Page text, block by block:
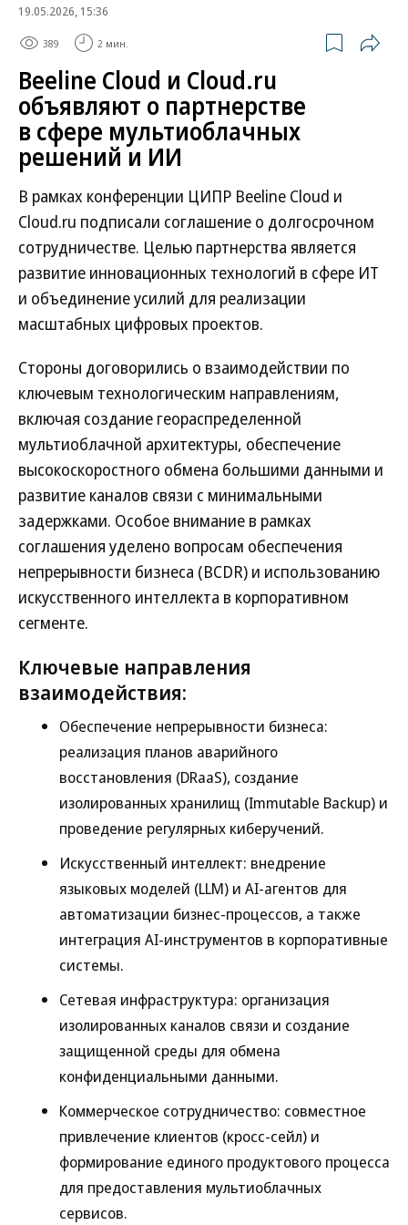
19.05.2026, 15:36
389 2 мин.
Beeline Cloud и Cloud.ru
объявляют о партнерстве
в сфере мультиоблачных
решений и ИИ
В рамках конференции ЦИПР Beeline Cloud и
Cloud.ru подписали соглашение о долгосрочном
сотрудничестве. Целью партнерства является
развитие инновационных технологий в сфере ИТ
и объединение усилий для реализации
масштабных цифровых проектов.
Стороны договорились о взаимодействии по
ключевым технологическим направлениям,
включая создание геораспределенной
мультиоблачной архитектуры, обеспечение
высокоскоростного обмена большими данными и
развитие каналов связи с минимальными
задержками. Особое внимание в рамках
соглашения уделено вопросам обеспечения
непрерывности бизнеса (BCDR) и использованию
искусственного интеллекта в корпоративном
сегменте.
Ключевые направления
взаимодействия:
Обеспечение непрерывности бизнеса:
реализация планов аварийного
восстановления (DRaaS), создание
изолированных хранилищ (Immutable Backup) и
проведение регулярных киберучений.
Искусственный интеллект: внедрение
языковых моделей (LLM) и AI-агентов для
автоматизации бизнес-процессов, а также
интеграция AI-инструментов в корпоративные
системы.
Сетевая инфраструктура: организация
изолированных каналов связи и создание
защищенной среды для обмена
конфиденциальными данными.
Коммерческое сотрудничество: совместное
привлечение клиентов (кросс-сейл) и
формирование единого продуктового процесса
для предоставления мультиоблачных
сервисов.